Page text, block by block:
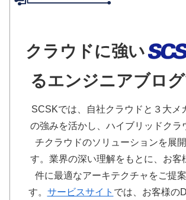
クラウドに強い
るエンジニアブログ
SCSKでは、自社クラウドと３大メ
の強みを活かし、ハイブリッドクラ
チクラウドのソリューションを展
す。業界の深い理解をもとに、お客
件に最適なアーキテクチャをご提
す。 サービスサイト では、お客様の